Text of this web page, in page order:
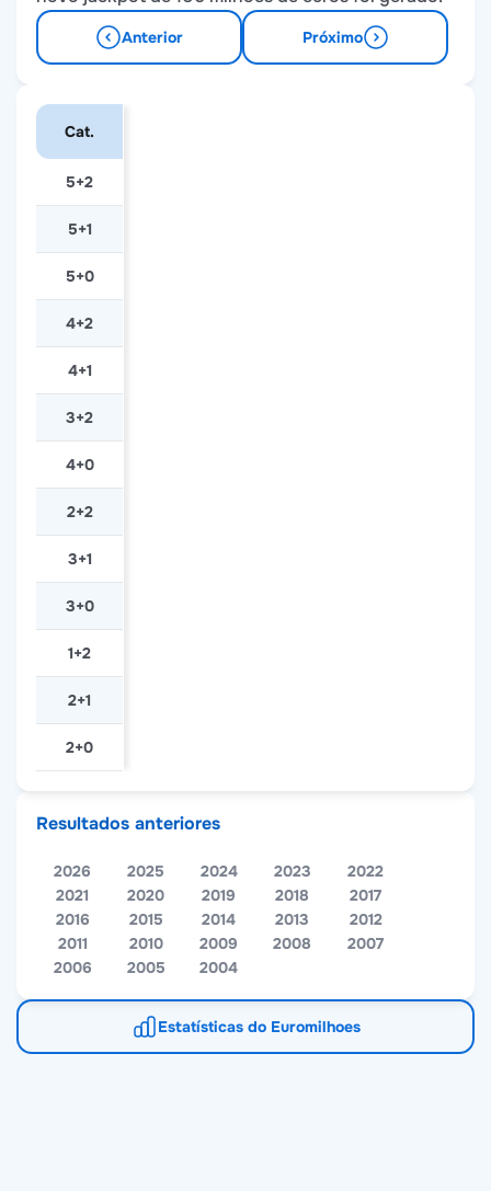
Anterior Próximo
Resultados anteriores
2026 2025 2024 2023
2022
2021
2020 2019 2018
2017
2016
2015 2014 2013
2012
2011
2010 2009 2008
2007
2006
2005 2004
Estatísticas do Euromilhoes
Cat.
5+2
5+1
5+0
4+2
4+1
3+2
4+0
2+2
3+1
3+0
1+2
2+1
2+0